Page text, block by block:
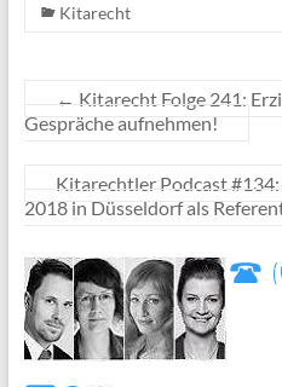
Kitarecht
← Kitarecht Folge 241:
Gespräche aufnehmen!
Kitarechtler Podcast
2018 in Düsseldorf als